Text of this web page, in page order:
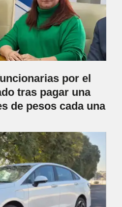
por el
tras pagar una
de pesos cada una